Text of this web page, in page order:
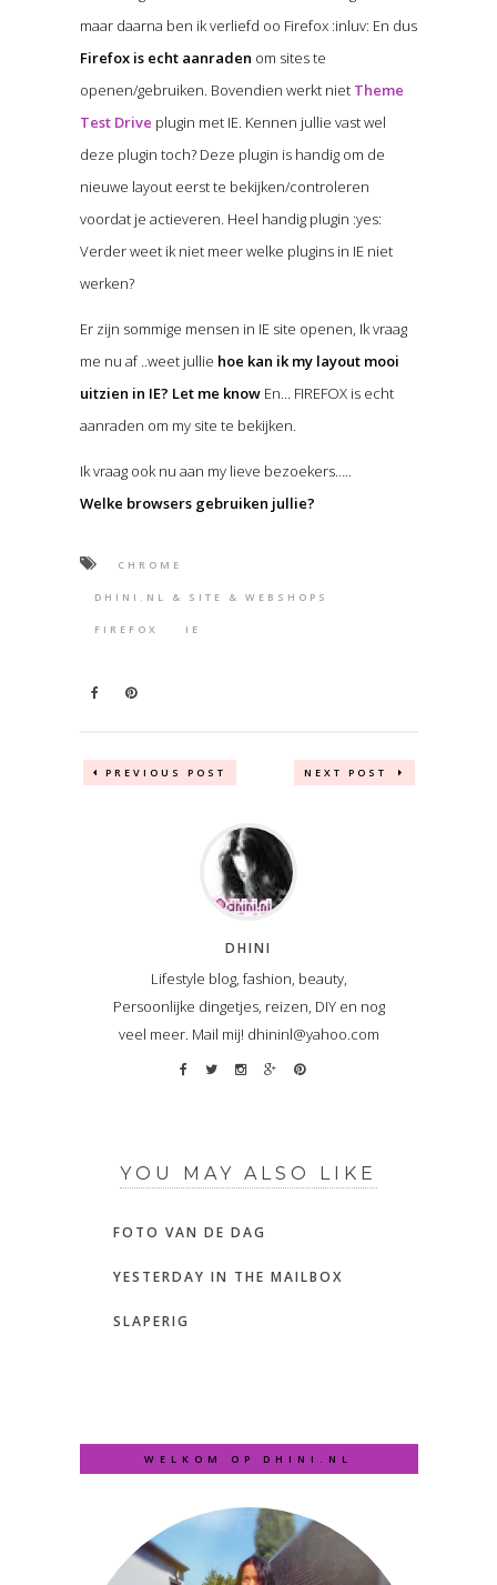
maar daarna ben ik verliefd oo Firefox :inluv: En dus
Firefox is echt aanraden om sites te
openen/gebruiken. Bovendien werkt niet Theme
Test Drive plugin met IE. Kennen jullie vast wel
deze plugin toch? Deze plugin is handig om de
nieuwe layout eerst te bekijken/controleren
voordat je actieveren. Heel handig plugin :yes:
Verder weet ik niet meer welke plugins in IE niet
werken?
Er zijn sommige mensen in IE site openen, Ik vraag
me nu af ..weet jullie hoe kan ik my layout mooi
uitzien in IE? Let me knowEn… FIREFOX is echt
aanraden om my site te bekijken.
Ik vraag ook nu aan my lieve bezoekers…..
Welke browsers gebruiken jullie?
CHROME
DHINI.NL & SITE & WEBSHOPS
FIREFOX IE
PREVIOUS POST NEXT POST
DHINI
Lifestyle blog, fashion, beauty,
Persoonlijke dingetjes, reizen, DIY en nog
veel meer. Mail mij! dhininl@yahoo.com
YOU MAY ALSO LIKE
FOTO VAN DE DAG
YESTERDAY IN THE MAILBOX
SLAPERIG
WELKOM OP DHINI.NL